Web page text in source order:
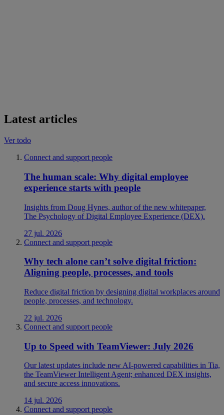
Latest articles
Ver todo
Connect and support people
The human scale: Why digital employee
experience starts with people
Insights from Doug Hynes, author of the new whitepaper,
The Psychology of Digital Employee Experience (DEX).
27 jul. 2026
Connect and support people
Why tech alone can’t solve digital friction:
Aligning people, processes, and tools
Reduce digital friction by designing digital workplaces around
people, processes, and technology.
22 jul. 2026
Connect and support people
Up to Speed with TeamViewer: July 2026
Our latest updates include new AI-powered capabilities in Tia,
the TeamViewer Intelligent Agent; enhanced DEX insights,
and secure access innovations.
14 jul. 2026
Connect and support people